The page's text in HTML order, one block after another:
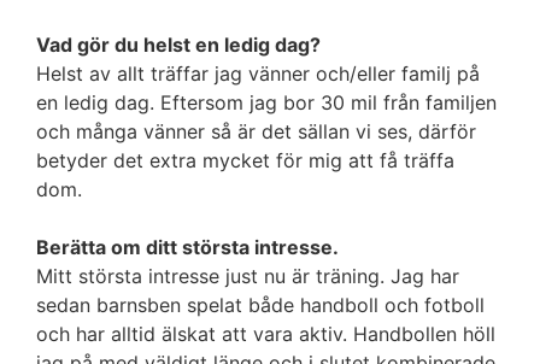
Vad gör du helst en ledig dag?
Helst av allt träffar jag vänner och/eller familj på
en ledig dag. Eftersom jag bor 30 mil från familjen
och många vänner så är det sällan vi ses, därför
betyder det extra mycket för mig att få träffa
dom.
Berätta om ditt största intresse.
Mitt största intresse just nu är träning. Jag har
sedan barnsben spelat både handboll och fotboll
och har alltid älskat att vara aktiv. Handbollen höll